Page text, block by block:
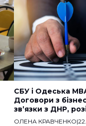
СБУ і Одеська
Договори з
звʼязки з ДНР,
ОЛЕНА КРАВЧЕНКО|